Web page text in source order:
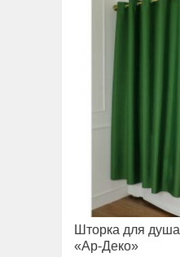
Шторка для
«Ар-Деко»